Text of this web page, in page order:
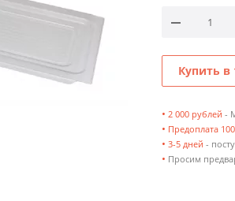
Купить в
• 2 000 рублей -
• Предоплата
• 3-5 дней -
• Просим